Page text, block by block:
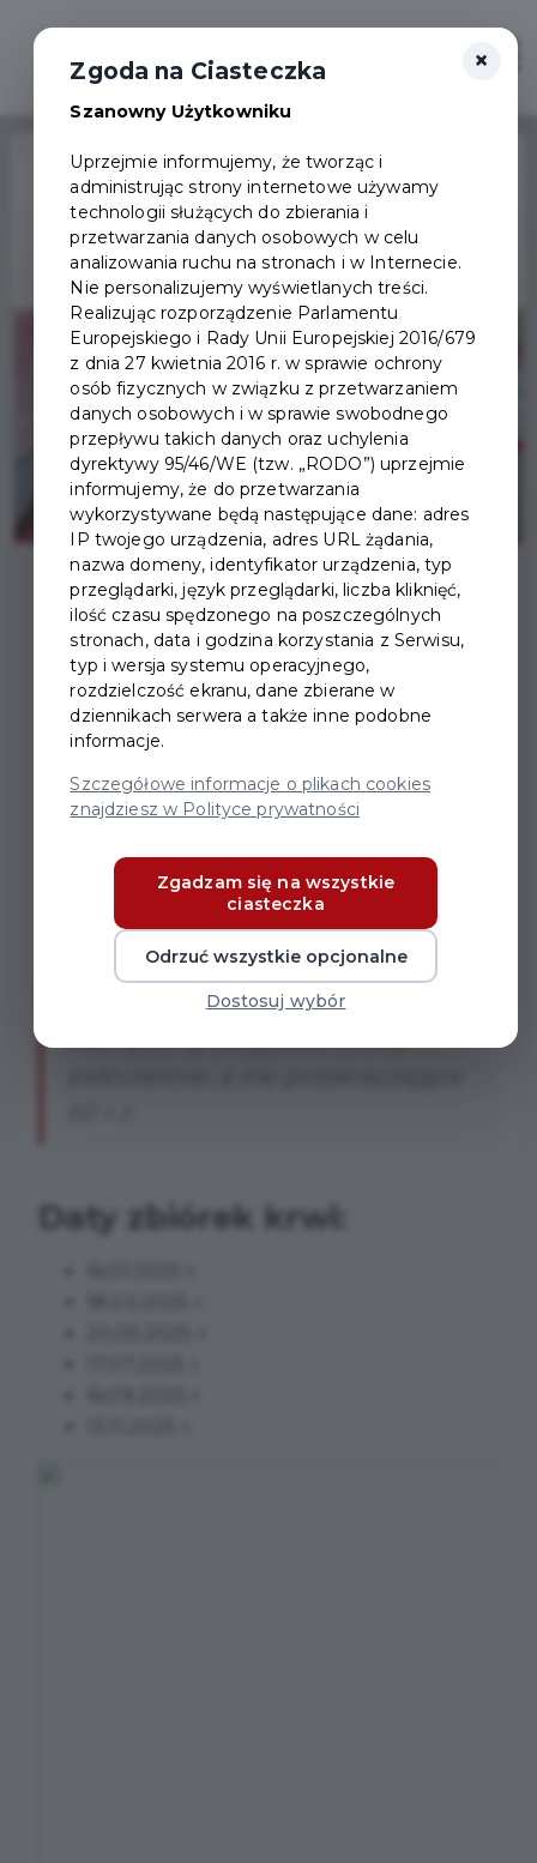
Wydarzenie już się
zakończyło
MOBILNA ZBIÓRKA KRWI
W PRUSZCZU GDAŃSKIM
W imieniu organizatorów zapraszamy do udziału w
zbiórka krwi będzie prowadzona przez Regionalne
Centrum Krwiodawstwa i Krwiolecznictwa przy Domu
Wiedemanna (ul. Krótka 6) w godz. 8:30-13:30 w
wybrane daty.
Do wzięcia udziału w akcji
Daty zbiórek krwi:
×
Zgoda na Ciasteczka
Szanowny Użytkowniku
Uprzejmie informujemy, że tworząc i
administrując strony internetowe używamy
technologii służących do zbierania i
przetwarzania danych osobowych w celu
analizowania ruchu na stronach i w Internecie.
Nie personalizujemy wyświetlanych treści.
Realizując rozporządzenie Parlamentu
Europejskiego i Rady Unii Europejskiej 2016/679
z dnia 27 kwietnia 2016 r. w sprawie ochrony
osób fizycznych w związku z przetwarzaniem
danych osobowych i w sprawie swobodnego
przepływu takich danych oraz uchylenia
dyrektywy 95/46/WE (tzw. „RODO”) uprzejmie
informujemy, że do przetwarzania
wykorzystywane będą następujące dane: adres
IP twojego urządzenia, adres URL żądania,
nazwa domeny, identyfikator urządzenia, typ
przeglądarki, język przeglądarki, liczba kliknięć,
ilość czasu spędzonego na poszczególnych
stronach, data i godzina korzystania z Serwisu,
typ i wersja systemu operacyjnego,
rozdzielczość ekranu, dane zbierane w
dziennikach serwera a także inne podobne
informacje.
Szczegółowe informacje o plikach cookies
znajdziesz w Polityce prywatności
Zgadzam się na wszystkie
ciasteczka
Odrzuć wszystkie opcjonalne
Dostosuj wybór